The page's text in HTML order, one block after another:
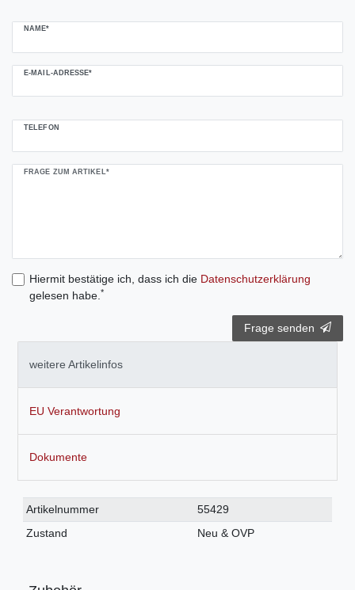
NAME*
E-MAIL-ADRESSE*
TELEFON
FRAGE ZUM ARTIKEL*
Hiermit bestätige ich, dass ich die Daten­schutz­erklärung
gelesen habe. *
Frage senden
weitere Artikelinfos
EU Verantwortung
Dokumente
Technisches
Merkmal
Wert
Artikelnummer
55429
Zustand
Neu & OVP